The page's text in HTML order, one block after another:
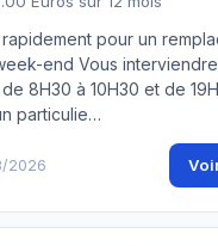
pour un
end Vous
8H30 à 10H30 et de
particulie…
2026